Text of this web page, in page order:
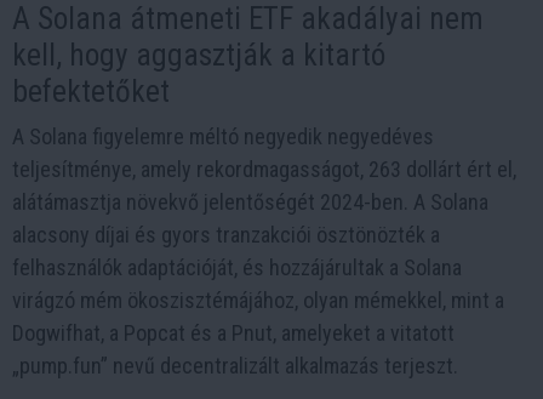
A Solana átmeneti ETF akadályai nem
kell, hogy aggasztják a kitartó
befektetőket
A Solana figyelemre méltó negyedik negyedéves
teljesítménye, amely rekordmagasságot, 263 dollárt ért el,
alátámasztja növekvő jelentőségét 2024-ben. A Solana
alacsony díjai és gyors tranzakciói ösztönözték a
felhasználók adaptációját, és hozzájárultak a Solana
virágzó mém ökoszisztémájához, olyan mémekkel, mint a
Dogwifhat, a Popcat és a Pnut, amelyeket a vitatott
„pump.fun” nevű decentralizált alkalmazás terjeszt.